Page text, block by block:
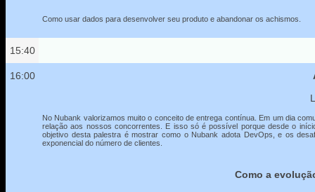
Como usar dados para desenvolver seu produto e abandonar os achismos.
15:40
16:00
No Nubank valorizamos muito o conceito de entrega contínua. Em um dia
relação aos nossos concorrentes. E isso só é possível porque desde o
objetivo desta palestra é mostrar como o Nubank adota DevOps, e os
exponencial do número de clientes.
Como a